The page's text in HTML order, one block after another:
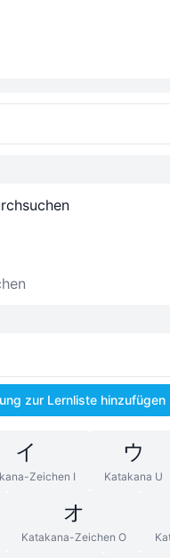
zur Lernliste hinzufügen
イ
Zeichen I
ウ
Katakana U
オ
Katakana-Zeichen O